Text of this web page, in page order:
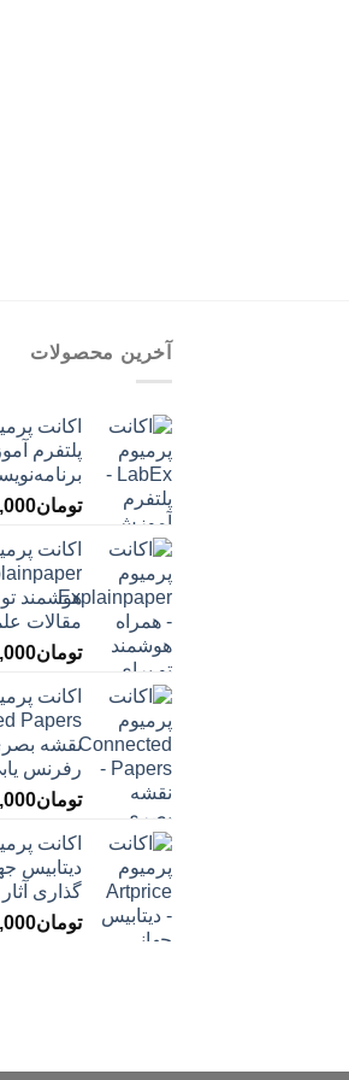
آخرین محصولات
پلتفرم
تومان
اکانت
هوشمند
مقالات
تومان
اکانت
نقشه
رفرنس
تومان
دیتابیس
‌گذاری
تومان